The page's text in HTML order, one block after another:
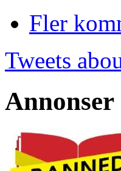
Fler
Tweets
Annonser